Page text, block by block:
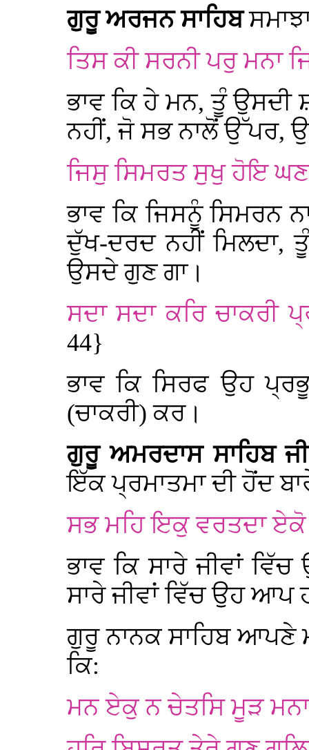
ਗੁਰੂ ਅਰਜਨ ਸਾਹਿਬ
ਤਿਸ ਕੀ ਸਰਨੀ ਪਰੁ
ਭਾਵ ਕਿ ਹੇ ਮਨ, ਤੂੰ
ਨਹੀਂ, ਜੋ ਸਭ ਨਾਲੋਂ ਉੱਪਰ,
ਜਿਸੁ ਸਿਮਰਤ ਸੁਖੁ ਹੋਇ
ਭਾਵ ਕਿ ਜਿਸਨੂੰ ਸਿਮਰਨ
ਦੁੱਖ-ਦਰਦ ਨਹੀਂ ਮਿਲਦਾ,
ਉਸਦੇ ਗੁਣ ਗਾ।
ਸਦਾ ਸਦਾ ਕਰਿ ਚਾਕਰੀ
44}
ਭਾਵ ਕਿ ਸਿਰਫ ਉਹ
(ਚਾਕਰੀ) ਕਰ।
ਗੁਰੂ ਅਮਰਦਾਸ ਸਾਹਿਬ ਜੀ
ਇੱਕ ਪ੍ਰਮਾਤਮਾ ਦੀ ਹੋਂਦ
ਸਭ ਮਹਿ ਇਕੁ ਵਰਤਦਾ
ਭਾਵ ਕਿ ਸਾਰੇ ਜੀਵਾਂ
ਸਾਰੇ ਜੀਵਾਂ ਵਿੱਚ ਉਹ
ਗੁਰੂ ਨਾਨਕ ਸਾਹਿਬ ਆਪਣੇ
ਕਿ:
ਮਨ ਏਕੁ ਨ ਚੇਤਸਿ ਮੂੜ